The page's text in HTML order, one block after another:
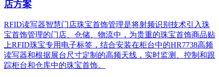
店方案
RFID读写器智慧门店珠宝首饰管理是将射频识别技术引入珠
宝首饰管理的门店、仓储、物流中，为贵重的珠宝首饰商品贴
上RFID珠宝专用电子标签，结合安装在柜台中的HR7738高频
读写器和根据展台尺寸定制的高频天线，实时监测、控制和跟
踪柜台和仓库中的珠宝首饰。